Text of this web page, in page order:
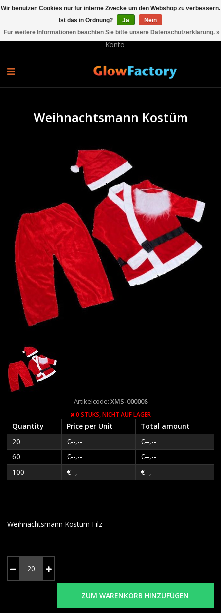
Lieferung und Rücksendung
Bezahlung
Kundenservice
Konto
Weihnachtsmann Kostüm
Artikelcode: XMS-000008
0 STUKS,NICHT AUF LAGER
Quantity Price per Unit
Total amount
20
€--,--
€--,--
60
€--,--
€--,--
100
€--,-- €--,--
Weihnachtsmann Kostüm Filz
ZUM WARENKORB HINZUFÜGEN
Wir benutzen Cookies nur für interne Zwecke um den Webshop zu verbessern.
Ist das in Ordnung?
Ja
Nein
Für weitere Informationen beachten Sie bitte unsere Datenschutzerklärung. »